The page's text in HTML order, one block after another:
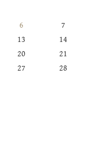
6
7
13
14
20
21
27
28